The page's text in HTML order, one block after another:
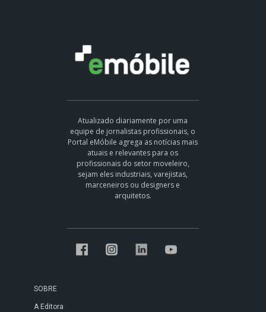
Atualizado diariamente por uma
equipe de jornalistas profissionais, o
Portal eMóbile agrega as notícias mais
atuais e relevantes para os
profissionais do setor moveleiro,
sejam eles industriais, varejistas,
marceneiros ou designers e
arquitetos.
SOBRE
A Editora